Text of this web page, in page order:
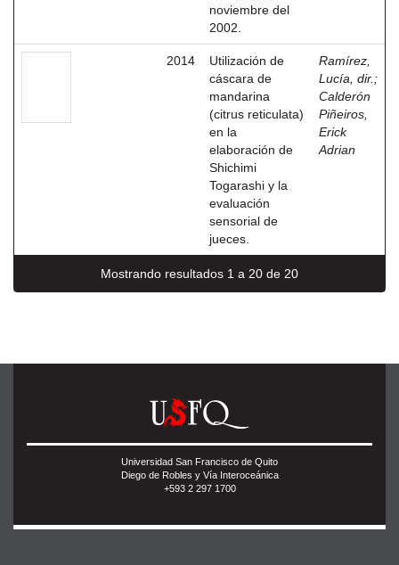
noviembre del
2002.
2014
Utilización de
cáscara de
mandarina
(citrus reticulata)
en la
elaboración de
Shichimi
Togarashi y la
evaluación
sensorial de
jueces.
Ramírez,
Lucía, dir. ;
Calderón
Piñeiros,
Erick
Adrian
Mostrando resultados 1 a 20 de 20
Universidad San Francisco de Quito
Diego de Robles y Vía Interoceánica
+593 2 297 1700